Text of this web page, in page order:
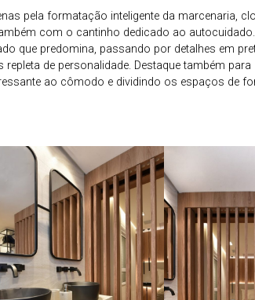
pela formatação inteligente da marcenaria,
com o cantinho dedicado ao
que predomina, passando por detalhes em
de personalidade. Destaque também
ao cômodo e dividindo os espaços de